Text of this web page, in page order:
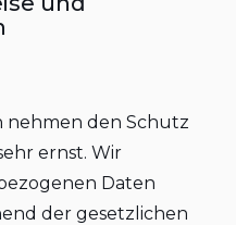
nehmen den Schutz
ernst. Wir
Daten
der gesetzlichen